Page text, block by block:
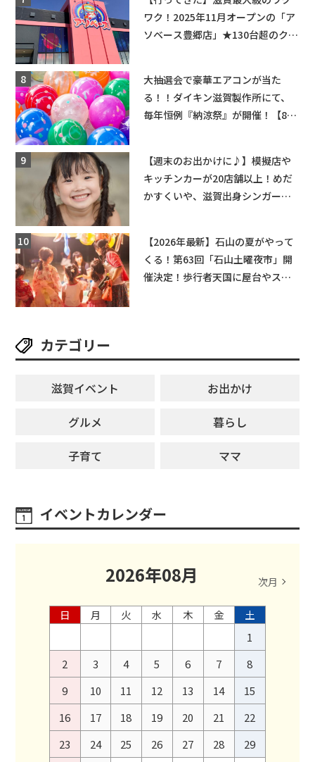
ワク！2025年11月オープンの「ア
ソベース豊郷店」★130台超のクレ
大抽選会で豪華エアコンが当た
る！！ダイキン滋賀製作所にて、
毎年恒例『納涼祭』が開催！【8月
【週末のお出かけに♪】模擬店や
キッチンカーが20店舗以上！めだ
かすくいや、滋賀出身シンガーソ
【2026年最新】石山の夏がやって
くる！第63回「石山土曜夜市」開
催決定！歩行者天国に屋台やステ
カテゴリー
滋賀イベント
お出かけ
グルメ
暮らし
子育て
ママ
イベントカレンダー
2026年08月 次月
日 月 火 水 木 金
土
1
2
3 4 5 6 7
8
9
10 11 12 13 14
15
16
17 18 19 20 21
22
23
24 25 26 27 28
29